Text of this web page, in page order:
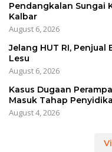
Pendangkalan Sungai
Kalbar
August 6, 2026
Jelang HUT RI, Penjual
Lesu
August 6, 2026
Kasus Dugaan
Masuk Tahap
August 4, 2026